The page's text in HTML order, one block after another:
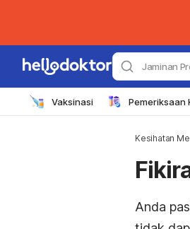
Jaminan
Vaksinasi Pemeriksaan
Kesihatan
Anda